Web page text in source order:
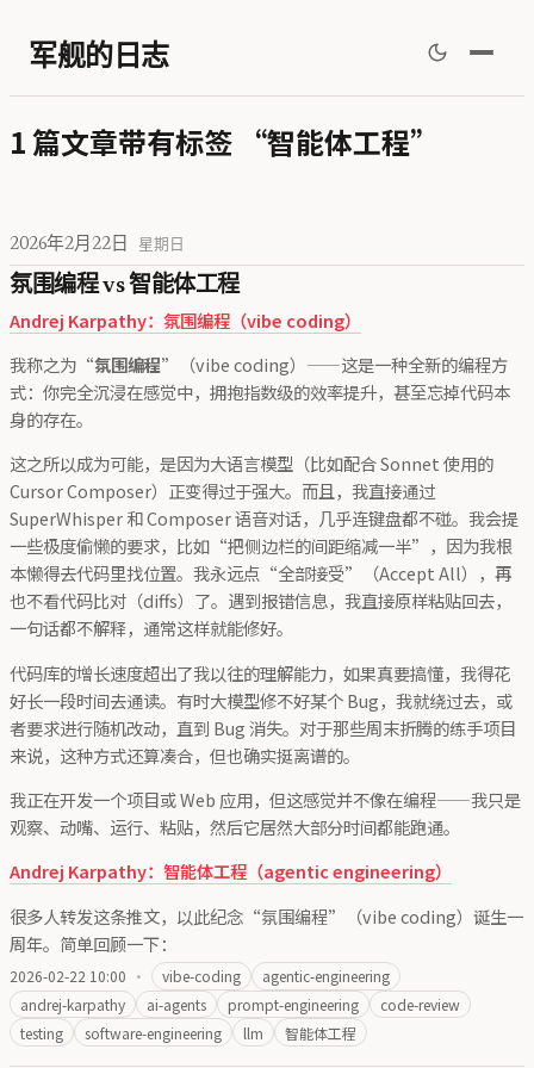
军舰的日志
1 篇文章带有标签 “智能体工程”
2026年2月22日 星期日
氛围编程 vs 智能体工程
Andrej Karpathy：氛围编程（vibe coding）
我称之为“氛围编程”（vibe coding）——这是一种全新的编程方
式：你完全沉浸在感觉中，拥抱指数级的效率提升，甚至忘掉代码本
身的存在。
这之所以成为可能，是因为大语言模型（比如配合 Sonnet 使用的
Cursor Composer）正变得过于强大。而且，我直接通过
SuperWhisper 和 Composer 语音对话，几乎连键盘都不碰。我会提
一些极度偷懒的要求，比如“把侧边栏的间距缩减一半”，因为我根
本懒得去代码里找位置。我永远点“全部接受”（Accept All），再
也不看代码比对（diffs）了。遇到报错信息，我直接原样粘贴回去，
一句话都不解释，通常这样就能修好。
代码库的增长速度超出了我以往的理解能力，如果真要搞懂，我得花
好长一段时间去通读。有时大模型修不好某个 Bug，我就绕过去，或
者要求进行随机改动，直到 Bug 消失。对于那些周末折腾的练手项目
来说，这种方式还算凑合，但也确实挺离谱的。
我正在开发一个项目或 Web 应用，但这感觉并不像在编程——我只是
观察、动嘴、运行、粘贴，然后它居然大部分时间都能跑通。
Andrej Karpathy：智能体工程（agentic engineering）
很多人转发这条推文，以此纪念“氛围编程”（vibe coding）诞生一
周年。简单回顾一下：
2026-02-22 10:00 · vibe-coding
agentic-engineering
andrej-karpathy
ai-agents prompt-engineering
code-review
testing
software-engineering llm 智能体工程